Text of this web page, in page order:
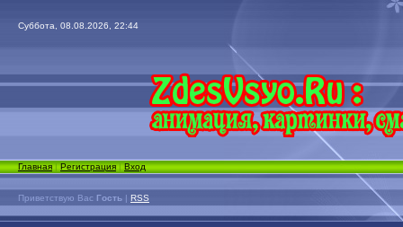
Суббота, 08.08.2026, 22:44
Главная|Регистрация|Вход
Приветствую Вас Гость | RSS